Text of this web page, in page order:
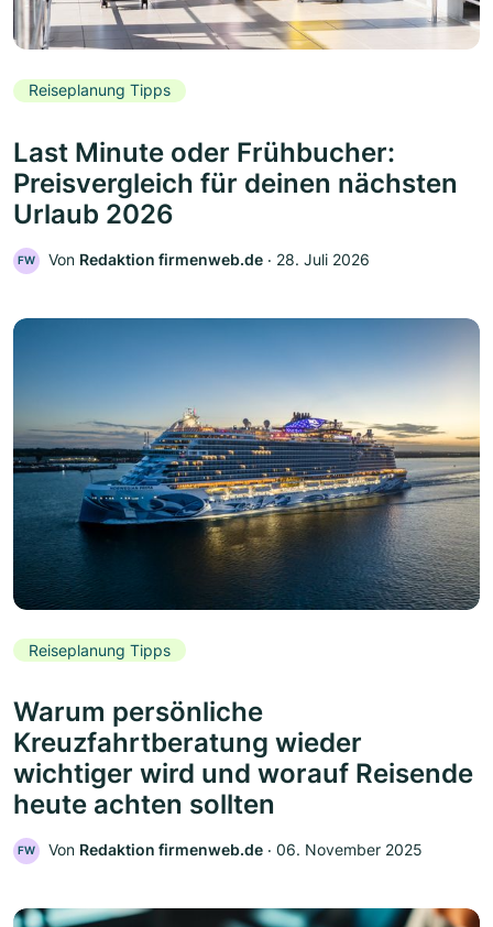
Reiseplanung Tipps
Last Minute oder Frühbucher:
Preisvergleich für deinen nächsten
Urlaub 2026
FW Von Redaktion firmenweb.de ‧ 28. Juli 2026
Reiseplanung Tipps
Warum persönliche
Kreuzfahrtberatung wieder
wichtiger wird und worauf Reisende
heute achten sollten
FW Von Redaktion firmenweb.de ‧ 06. November 2025